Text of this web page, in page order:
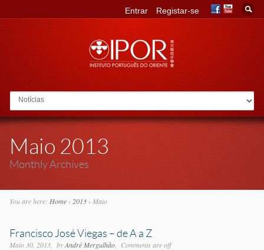
Go to:
Entrar Registar-se
Maio 2013
Monthly Archives
You are here: Home› 2013› Maio
Francisco José Viegas – de A a Z
Maio 30, 2013 byAndré Mergulhão Comments are off